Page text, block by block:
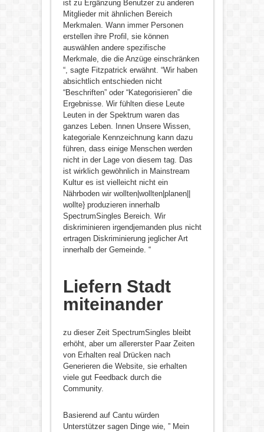
ist zu Ergänzung Benutzer zu anderen
Mitglieder mit ähnlichen Bereich
Merkmalen. Wann immer Personen
erstellen ihre Profil, sie können
auswählen andere spezifische
Merkmale, die die Anzüge einschränken
“, sagte Fitzpatrick erwähnt. “Wir haben
absichtlich entschieden nicht
“Beschriften” oder “Kategorisieren” die
Ergebnisse. Wir fühlten diese Leute
Leuten in der Spektrum waren das
ganzes Leben. Innen Unsere Wissen,
kategoriale Kennzeichnung kann dazu
führen, dass einige Menschen werden
nicht in der Lage von diesem tag. Das
ist wirklich gewöhnlich in Mainstream
Kultur es ist vielleicht nicht ein
Nährboden wir wollten|wollten|planen||
wollte} produzieren innerhalb
SpectrumSingles Bereich. Wir
diskriminieren irgendjemanden plus nicht
ertragen Diskriminierung jeglicher Art
innerhalb der Gemeinde. “
Liefern Stadt
miteinander
zu dieser Zeit SpectrumSingles bleibt
erhöht, aber um allererster Paar Zeiten
von Erhalten real Drücken nach
Generieren die Website, sie erhalten
viele gut Feedback durch die
Community.
Basierend auf Cantu würden
Unterstützer sagen Dinge wie, ” Mein